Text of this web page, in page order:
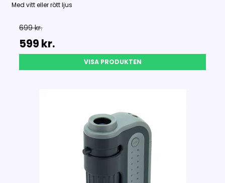
Med vitt eller rött ljus
699 kr.
599 kr.
VISA PRODUKTEN